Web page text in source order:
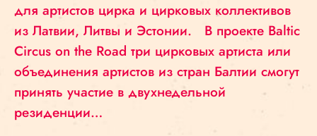
для артистов цирка и цирковых коллективов
из Латвии, Литвы и Эстонии. В проекте Baltic
Circus on the Road три цирковых артиста или
объединения артистов из стран Балтии смогут
принять участие в двухнедельной
резиденции…